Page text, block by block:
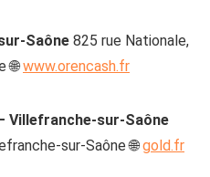
Saône 825 rue Nationale,
🌐www.orencash.fr
Villefranche-sur-Saône
sur-Saône 🌐gold.fr